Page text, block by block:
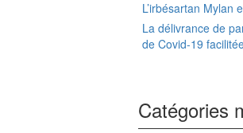
L’irbésartan Mylan
La délivrance de
de Covid-19
Catégories